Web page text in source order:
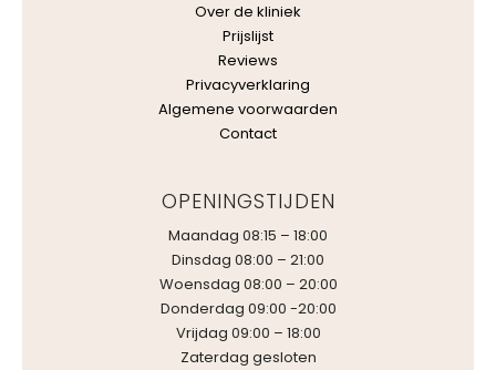
Over de kliniek
Prijslijst
Reviews
Privacyverklaring
Algemene voorwaarden
Contact
OPENINGSTIJDEN
Maandag 08:15 – 18:00
Dinsdag 08:00 – 21:00
Woensdag 08:00 – 20:00
Donderdag 09:00 -20:00
Vrijdag 09:00 – 18:00
Zaterdag gesloten